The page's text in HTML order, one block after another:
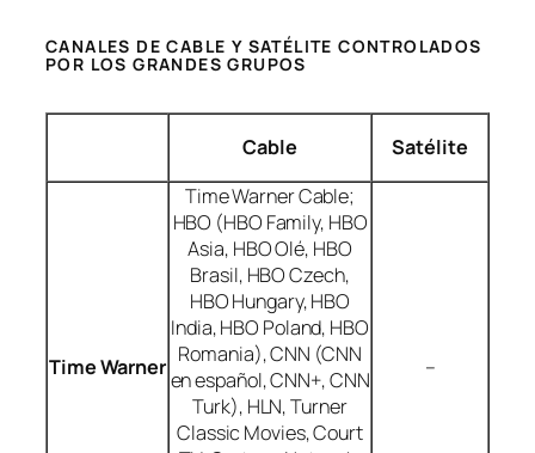
CANALES DE CABLE Y SATÉLITE CONTROLADOS
POR LOS GRANDES GRUPOS
Cable Satélite
Time Warner
Time Warner Cable;
HBO (HBO Family, HBO
Asia, HBO Olé, HBO
Brasil, HBO Czech,
HBO Hungary, HBO
India, HBO Poland, HBO
Romania), CNN (CNN
en español, CNN+, CNN
Turk), HLN, Turner
Classic Movies, Court
–